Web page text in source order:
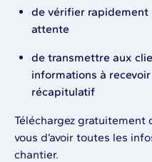
de vérifier rapidement
attente
de transmettre aux
informations à
récapitulatif
Téléchargez gratuitement
vous d’avoir toutes les
chantier.